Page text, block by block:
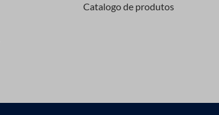
Catalogo de produtos